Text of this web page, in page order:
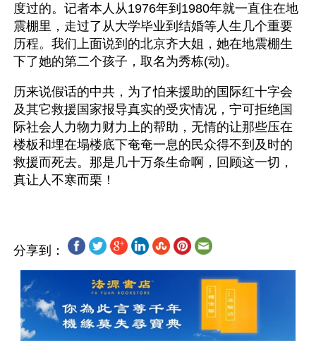
度过的。记者本人从1976年到1980年就一直住在地
震棚里，走过了从大学毕业到结婚等人生几个重要
历程。我们上面说到的北京齐大姐，她在地震棚生
下了她的第二个孩子，取名为秀栋(动)。
历来说假话的中共，为了怕来援助的国际红十字会
及其它救援国家报导真实的受灾情况，宁可拒绝国
际社会人力物力财力上的帮助，无情的让那些压在
楼板和埋在塌楼底下奄奄一息的民众得不到及时的
救援而死去。那是几十万条生命啊，回顾这一切，
分享到：